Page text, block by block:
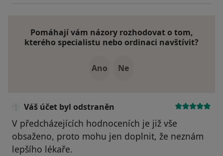
Pomáhají vám názory rozhodovat o tom,
kterého specialistu nebo ordinaci navštívit?
Ano Ne
Váš účet byl odstraněn
V předcházejících hodnoceních je již vše
obsaženo, proto mohu jen doplnit, že neznám
lepšího lékaře.